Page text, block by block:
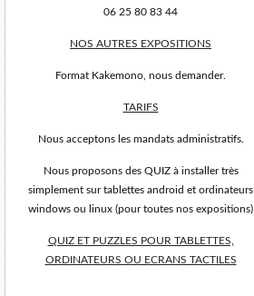
06 25 80 83 44
NOS AUTRES EXPOSITIONS
Format Kakemono, nous demander.
TARIFS
Nous acceptons les mandats administratifs.
Nous proposons des QUIZ à installer très
simplement sur tablettes android et ordinateurs
windows ou linux (pour toutes nos expositions)
QUIZ ET PUZZLES POUR TABLETTES,
ORDINATEURS OU ECRANS TACTILES